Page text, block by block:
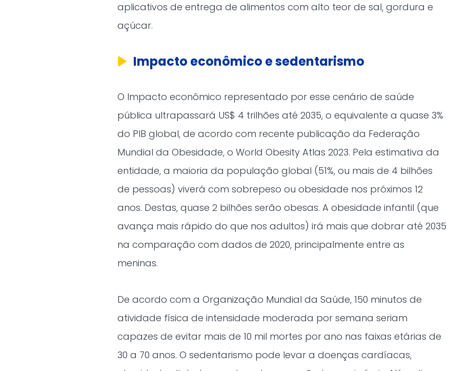
aplicativos de entrega de alimentos com alto teor de sal, gordura e
açúcar.
Impacto econômico e sedentarismo
O Impacto econômico representado por esse cenário de saúde
pública ultrapassará US$ 4 trilhões até 2035, o equivalente a quase 3%
do PIB global, de acordo com recente publicação da Federação
Mundial da Obesidade, o World Obesity Atlas 2023. Pela estimativa da
entidade, a maioria da população global (51%, ou mais de 4 bilhões
de pessoas) viverá com sobrepeso ou obesidade nos próximos 12
anos. Destas, quase 2 bilhões serão obesas. A obesidade infantil (que
avança mais rápido do que nos adultos) irá mais que dobrar até 2035
na comparação com dados de 2020, principalmente entre as
meninas.
De acordo com a Organização Mundial da Saúde, 150 minutos de
atividade física de intensidade moderada por semana seriam
capazes de evitar mais de 10 mil mortes por ano nas faixas etárias de
30 a 70 anos. O sedentarismo pode levar a doenças cardíacas,